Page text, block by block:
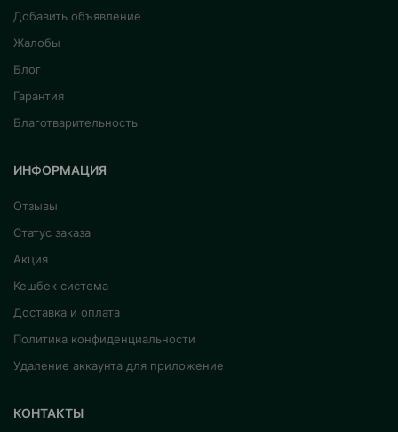
Добавить объявление
Жалобы
Блог
Гарантия
Благотварительность
ИНФОРМАЦИЯ
Отзывы
Статус заказа
Акция
Кешбек система
Доставка и оплата
Политика конфиденциальности
Удаление аккаунта для приложение
КОНТАКТЫ